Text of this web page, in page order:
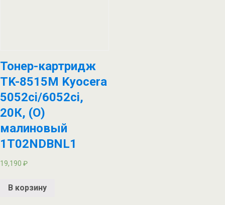
Тонер-картридж
TK-8515M Kyocera
5052ci/6052ci,
20К, (О)
малиновый
1T02NDBNL1
19,190 ₽
В корзину